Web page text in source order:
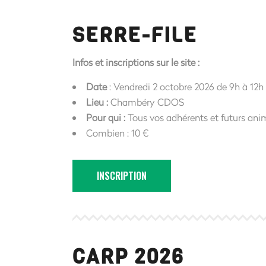
SERRE-FILE
Infos et inscriptions sur le site :
Date: Vendredi 2 octobre 2026 de 9h à 12h
Lieu :Chambéry CDOS
Pour qui :Tous vos adhérents et futurs
Combien : 10 €
INSCRIPTION
CARP 2026